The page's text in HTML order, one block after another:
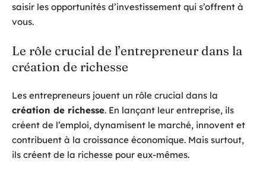
saisir les opportunités d’investissement qui s’offrent à
vous.
Le rôle crucial de l’entrepreneur dans la
création de richesse
Les entrepreneurs jouent un rôle crucial dans la
création de richesse. En lançant leur entreprise, ils
créent de l’emploi, dynamisent le marché, innovent et
contribuent à la croissance économique. Mais surtout,
ils créent de la richesse pour eux-mêmes.